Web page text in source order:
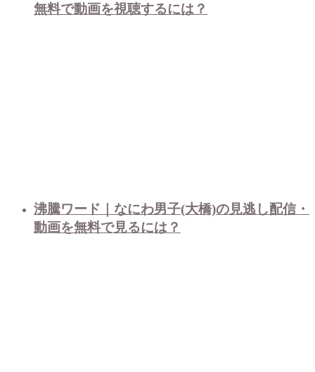
無料で動画を視聴するには？
沸騰ワード｜なにわ男子(大橋)の見逃し配信・
動画を無料で見るには？